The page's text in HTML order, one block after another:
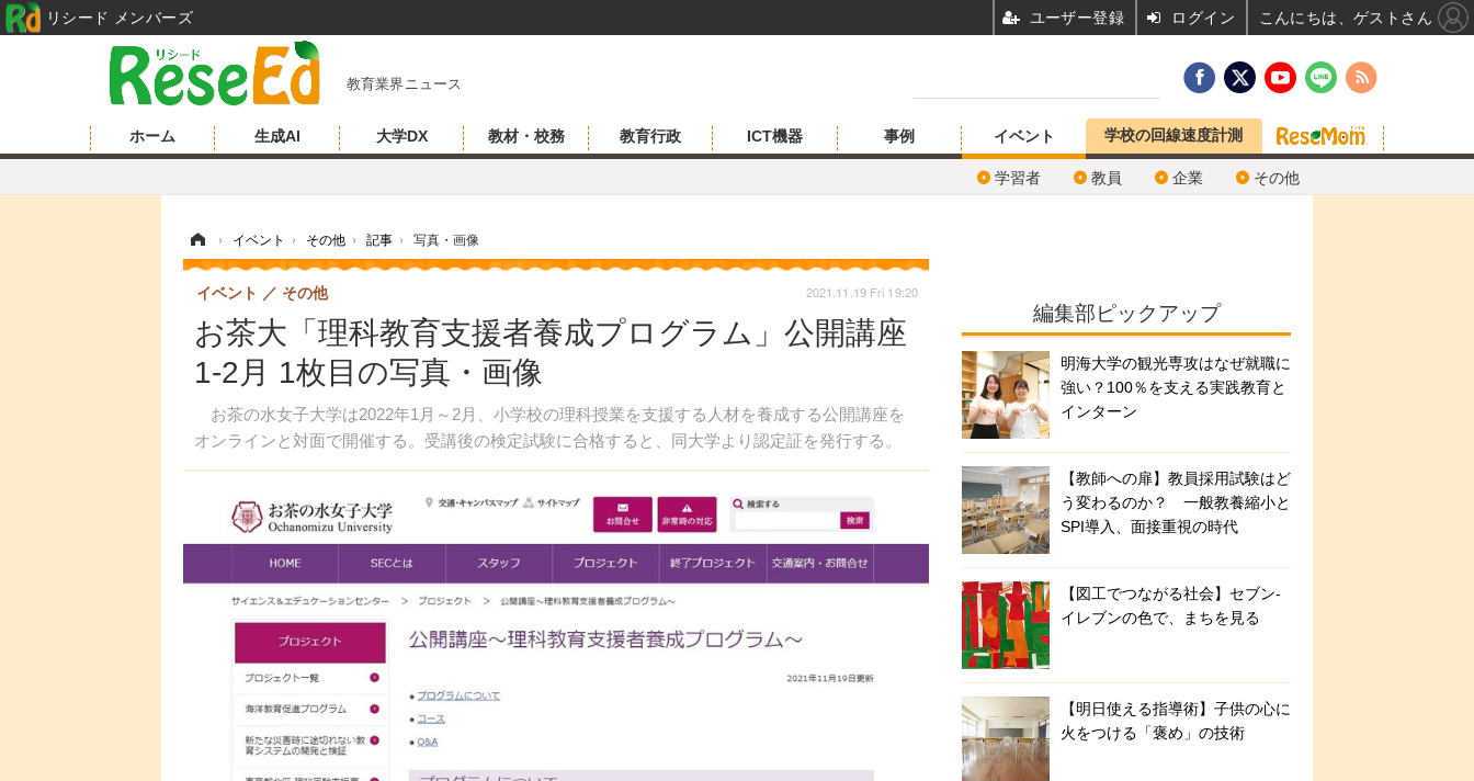
教育業界ニュース
ホーム 生成AI 大学DX 教材・校務 教育行政 ICT機器 事例 イベント
学習者 教員 企業 その他
学校の回線速度計測
› イベント › その他 › 記事 › 写真・画像
お茶大「理科教育支援者養成プログラム」公開講座
1-2月 1枚目の写真・画像
お茶の水女子大学は2022年1月～2月、小学校の理科授業を支援する人材を養成する公開講座を
オンラインと対面で開催する。受講後の検定試験に合格すると、同大学より認定証を発行する。
イベント その他 2021.11.19 Fri 19:20
編集部ピックアップ
明海大学の観光専攻はなぜ就職に
強い？100％を支える実践教育と
インターン
【教師への扉】教員採用試験はど
う変わるのか？ 一般教養縮小と
SPI導入、面接重視の時代
【図工でつながる社会】セブン‐
イレブンの色で、まちを見る
【明日使える指導術】子供の心に
火をつける「褒め」の技術
リシード メンバーズ ユーザー登録 ログイン こんにちは、ゲストさん